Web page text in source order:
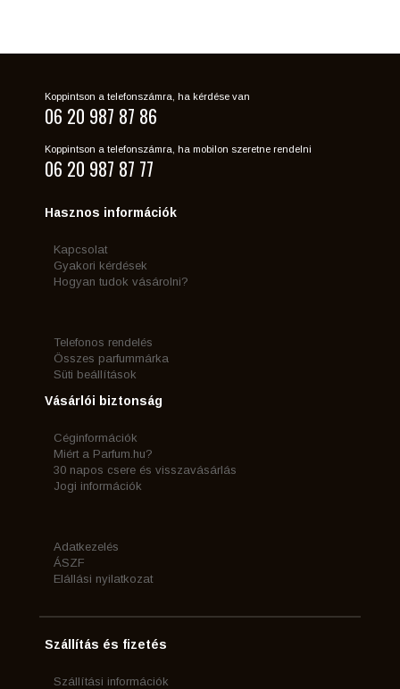
Koppintson a telefonszámra, ha kérdése van
06 20 987 87 86
Koppintson a telefonszámra, ha mobilon szeretne rendelni
06 20 987 87 77
Hasznos információk
Kapcsolat
Gyakori kérdések
Hogyan tudok vásárolni?
Telefonos rendelés
Összes parfummárka
Süti beállítások
Vásárlói biztonság
Céginformációk
Miért a Parfum.hu?
30 napos csere és visszavásárlás
Jogi információk
Adatkezelés
ÁSZF
Elállási nyilatkozat
Szállítás és fizetés
Szállítási információk